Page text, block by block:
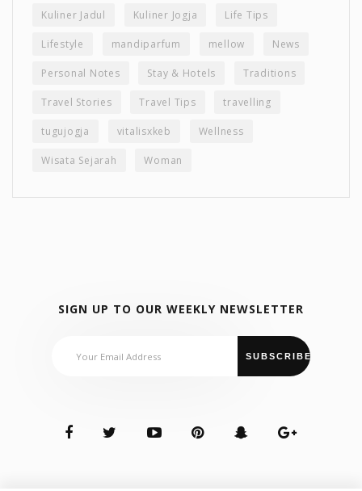
Kuliner Jadul Kuliner Jogja Life Tips
Lifestyle mandiparfum mellow News
Personal Notes Stay & Hotels Traditions
Travel Stories Travel Tips travelling
tugujogja vitalisxkeb Wellness
Wisata Sejarah Woman
SIGN UP TO OUR WEEKLY NEWSLETTER